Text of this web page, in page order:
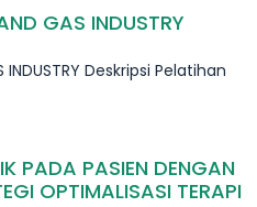
GAS INDUSTRY
INDUSTRY Deskripsi Pelatihan
PADA PASIEN DENGAN
OPTIMALISASI TERAPI